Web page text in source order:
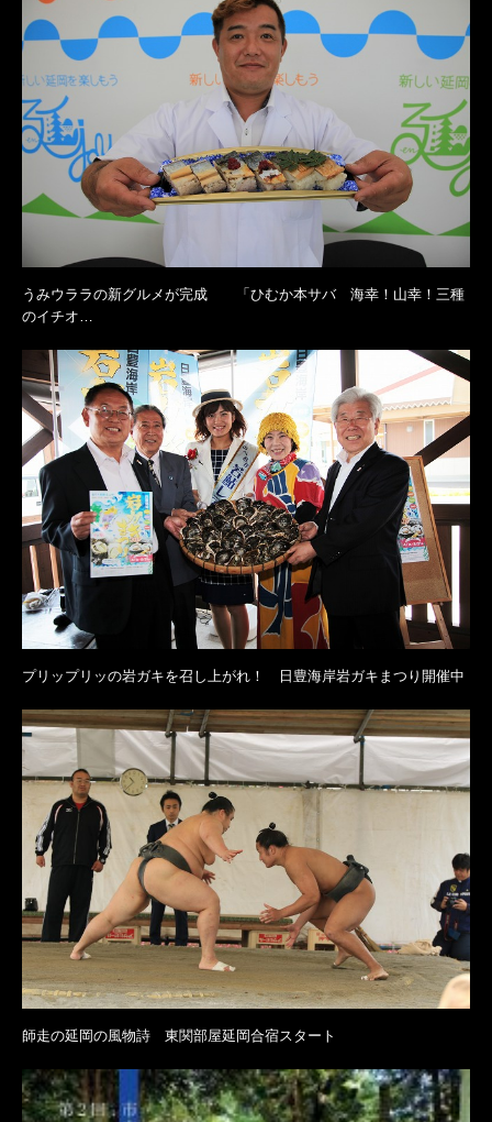
うみウララの新グルメが完成 「ひむか本サバ 海幸！山幸！三種
のイチオ…
プリップリッの岩ガキを召し上がれ！ 日豊海岸岩ガキまつり開催中
師走の延岡の風物詩 東関部屋延岡合宿スタート